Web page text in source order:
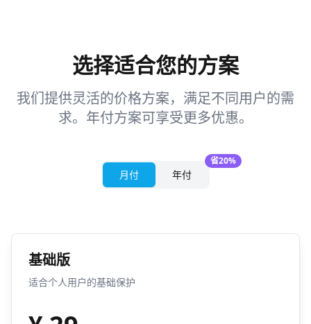
选择适合您的方案
我们提供灵活的价格方案，满足不同用户的需
求。年付方案可享受更多优惠。
月付 年付
省20%
基础版
适合个人用户的基础保护